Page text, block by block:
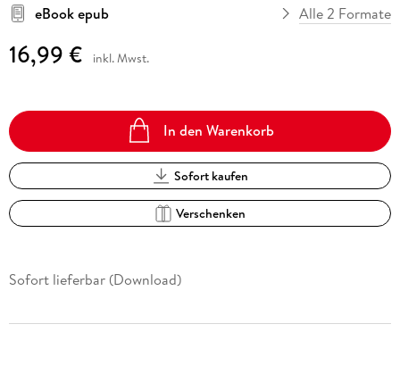
eBook epub
Alle 2 Formate
16,99 € inkl. Mwst.
In den Warenkorb
Sofort kaufen
Verschenken
Sofort lieferbar (Download)